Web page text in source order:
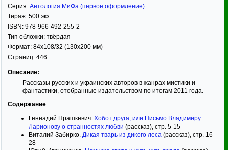
Серия: Антология МиФа (первое оформление)
Тираж: 500 экз.
ISBN: 978-966-492-255-2
Тип обложки: твёрдая
Формат: 84x108/32 (130x200 мм)
Страниц: 446
Описание:
Рассказы русских и украинских авторов в жанрах мистики и
фантастики, отобранные издательством по итогам 2011 года.
Содержание:
Геннадий Прашкевич. Хобот друга, или Письмо Владимиру
Ларионову о странностях любви (рассказ), стр. 5-15
Виталий Забирко. Дикая тварь из дикого леса (рассказ), стр. 16-
28